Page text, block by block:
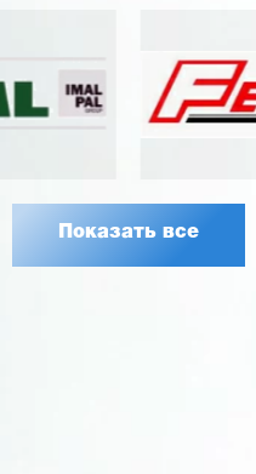
Показать все